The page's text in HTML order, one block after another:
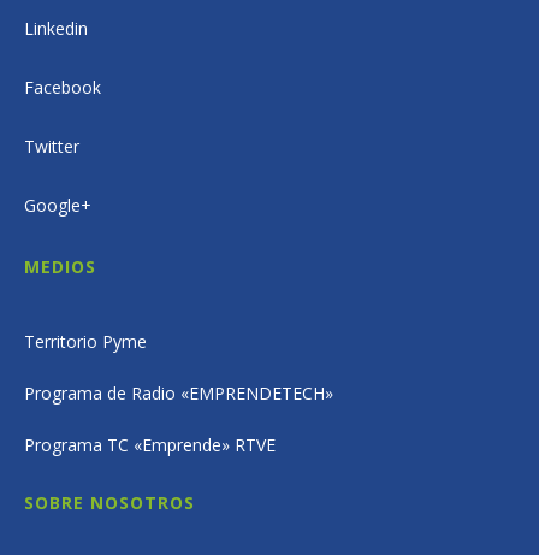
Linkedin
Facebook
Twitter
Google+
MEDIOS
Territorio Pyme
Programa de Radio «EMPRENDETECH»
Programa TC «Emprende» RTVE
SOBRE NOSOTROS